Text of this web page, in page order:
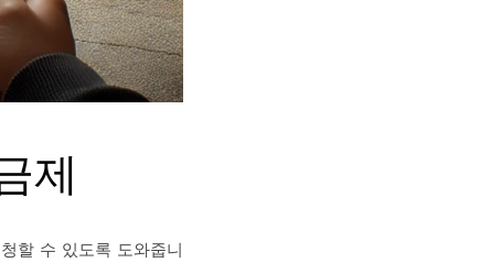
제
할 수 있도록 도와줍니